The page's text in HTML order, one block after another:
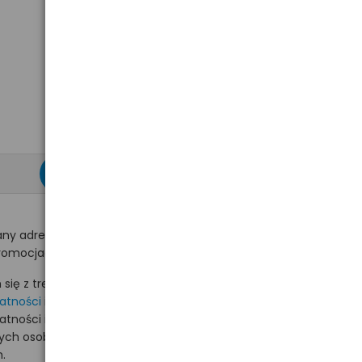
adres e-mail
na hurt.com.pl.
z treścią i akceptuję
i wyrażam zgodę
osobowych na